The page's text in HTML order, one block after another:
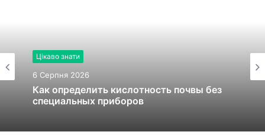
Цікаво знати
6 Серпня 2026
Как определить кислотность почвы без
специальных приборов